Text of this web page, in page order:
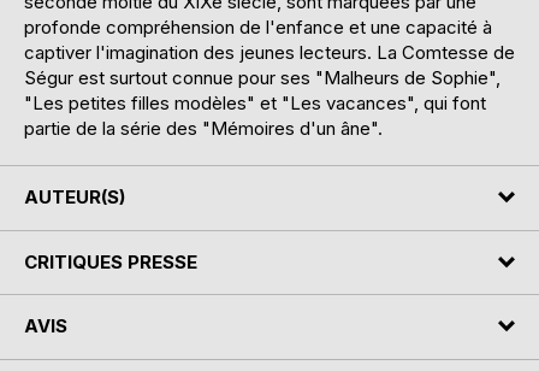
profonde compréhension de l'enfance et une capacité à
captiver l'imagination des jeunes lecteurs. La Comtesse de
Ségur est surtout connue pour ses "Malheurs de Sophie",
"Les petites filles modèles" et "Les vacances", qui font
partie de la série des "Mémoires d'un âne".
AUTEUR(S)
CRITIQUES PRESSE
AVIS